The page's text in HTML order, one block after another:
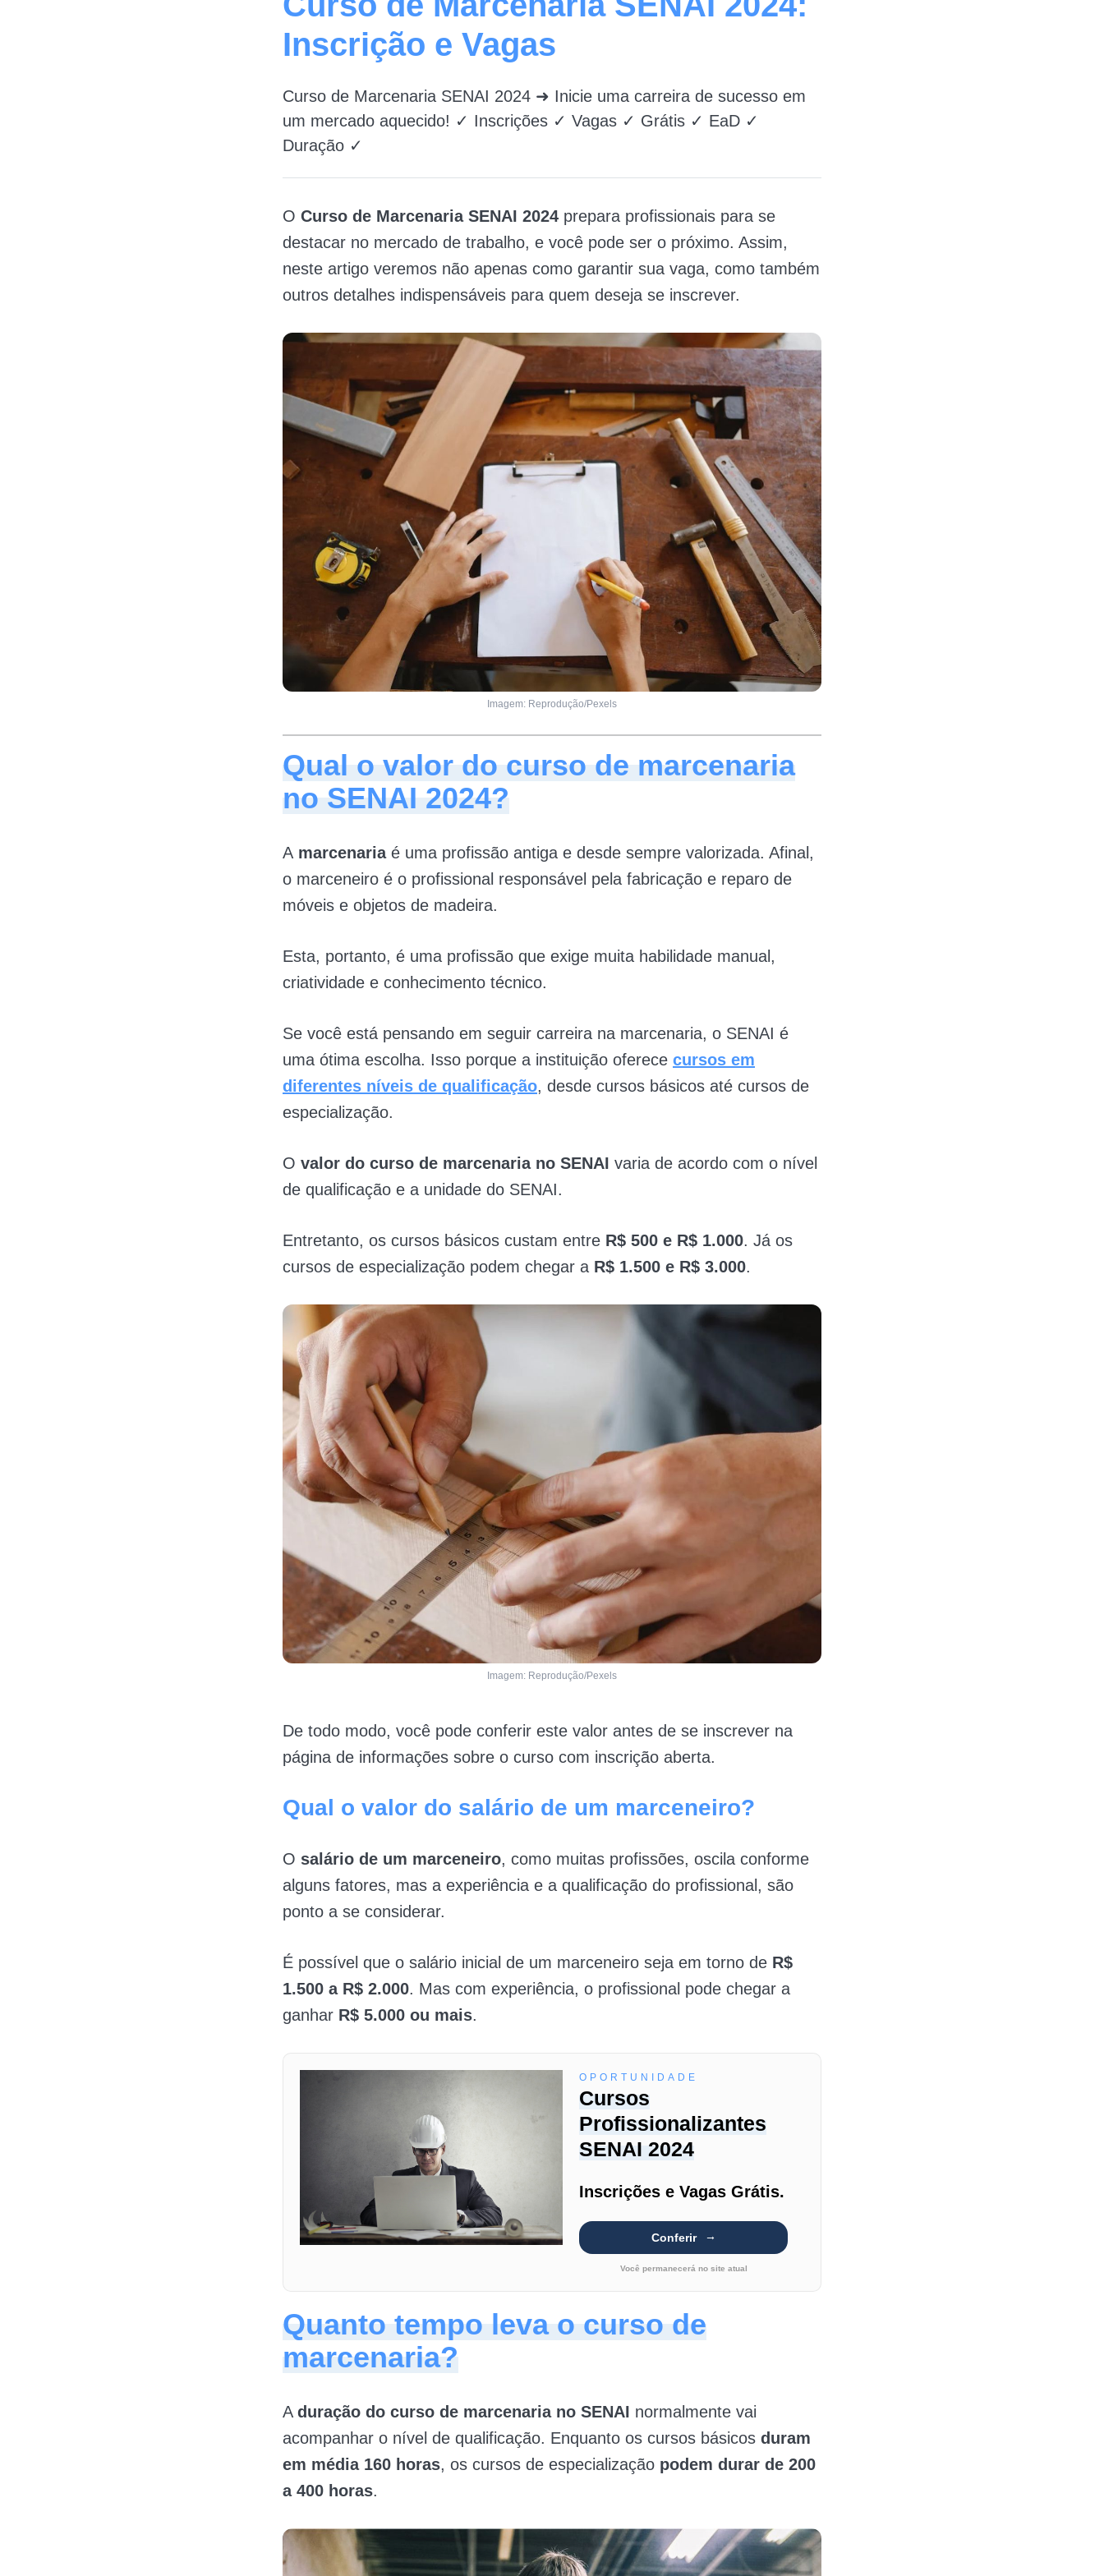
Inscrição e Vagas
Curso de Marcenaria SENAI 2024 ➜ Inicie uma carreira de sucesso em
um mercado aquecido! ✓ Inscrições ✓ Vagas ✓ Grátis ✓ EaD ✓
Duração ✓
O Curso de Marcenaria SENAI 2024 prepara profissionais para se
destacar no mercado de trabalho, e você pode ser o próximo. Assim,
neste artigo veremos não apenas como garantir sua vaga, como também
outros detalhes indispensáveis para quem deseja se inscrever.
Imagem: Reprodução/Pexels
Qual o valor do curso de marcenaria
no SENAI 2024?
A marcenariaé uma profissão antiga e desde sempre valorizada. Afinal,
o marceneiro é o profissional responsável pela fabricação e reparo de
móveis e objetos de madeira.
Esta, portanto, é uma profissão que exige muita habilidade manual,
criatividade e conhecimento técnico.
Se você está pensando em seguir carreira na marcenaria, o SENAI é
uma ótima escolha. Isso porque a instituição oferece cursos em
diferentes níveis de qualificação, desde cursos básicos até cursos de
especialização.
O valor do curso de marcenaria no SENAI varia de acordo com o nível
de qualificação e a unidade do SENAI.
Entretanto, os cursos básicos custam entre R$ 500 e R$ 1.000. Já os
cursos de especialização podem chegar a R$ 1.500 e R$ 3.000.
Imagem: Reprodução/Pexels
De todo modo, você pode conferir este valor antes de se inscrever na
página de informações sobre o curso com inscrição aberta.
Qual o valor do salário de um marceneiro?
O salário de um marceneiro, como muitas profissões, oscila conforme
alguns fatores, mas a experiência e a qualificação do profissional, são
ponto a se considerar.
É possível que o salário inicial de um marceneiro seja em torno de R$
1.500 a R$ 2.000. Mas com experiência, o profissional pode chegar a
ganhar R$ 5.000 ou mais.
OPORTUNIDADE
Cursos
Profissionalizantes
SENAI 2024
Inscrições e Vagas Grátis.
Conferir
Você permanecerá no site atual
Quanto tempo leva o curso de
marcenaria?
A duração do curso de marcenaria no SENAI normalmente vai
acompanhar o nível de qualificação. Enquanto os cursos básicos duram
em média 160 horas, os cursos de especialização podem durar de 200
a 400 horas.